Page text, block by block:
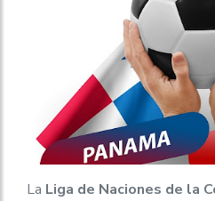
La Liga de Naciones de la